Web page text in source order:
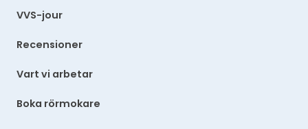
VVS-jour
Recensioner
Vart vi arbetar
Boka rörmokare